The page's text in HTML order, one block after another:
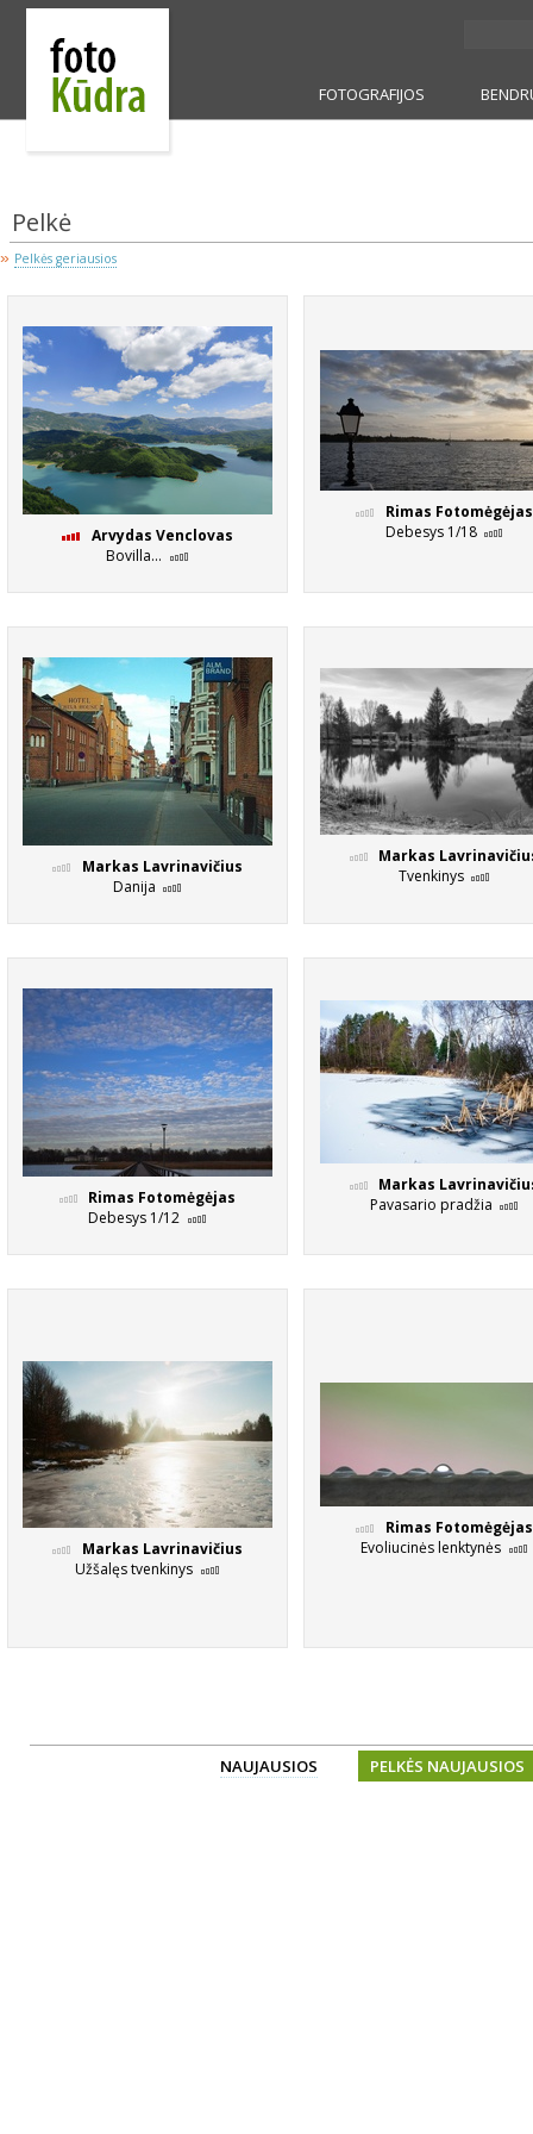
FOTOGRAFIJOS
Pelkė
» Pelkės geriausios
Arvydas Venclovas
Bovilla...
Rimas Fotomėgėjas
Debesys 1/18
Markas Lavrinavičius
Danija
Markas
Tvenkinys
Rimas Fotomėgėjas
Debesys 1/12
Markas
Pavasario pradžia
Markas Lavrinavičius
Užšalęs tvenkinys
Rimas Fotomėgėjas
Evoliucinės lenktynės
NAUJAUSIOS PELKĖS NAUJAUSIOS